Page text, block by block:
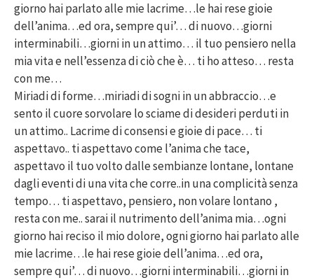
giorno hai parlato alle mie lacrime…le hai rese gioie
dell’anima…ed ora, sempre qui’… di nuovo…giorni
interminabili…giorni in un attimo… il tuo pensiero nella
mia vita e nell’essenza di ciò che è… ti ho atteso… resta
con me…
Miriadi di forme…miriadi di sogni in un abbraccio…e
sento il cuore sorvolare lo sciame di desideri perduti in
un attimo.. Lacrime di consensi e gioie di pace… ti
aspettavo.. ti aspettavo come l’anima che tace,
aspettavo il tuo volto dalle sembianze lontane, lontane
dagli eventi di una vita che corre..in una complicità senza
tempo… ti aspettavo, pensiero, non volare lontano ,
resta con me.. sarai il nutrimento dell’anima mia…ogni
giorno hai reciso il mio dolore, ogni giorno hai parlato alle
mie lacrime…le hai rese gioie dell’anima…ed ora,
sempre qui’… di nuovo…giorni interminabili…giorni in